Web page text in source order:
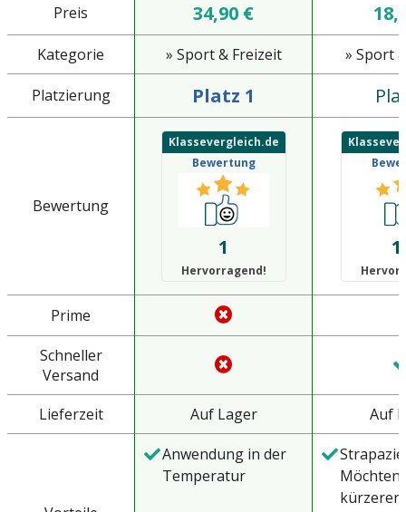
Preis 34,90 €
Kategorie » Sport & Freizeit » Sport
Platzierung Platz 1
Bewertung
Klassevergleich.de
Bewertung
1
Hervorragend!
Prime
Schneller
Versand
Lieferzeit
Auf Lager Auf
Anwendung in der
Temperatur
Möchten
kürzerer